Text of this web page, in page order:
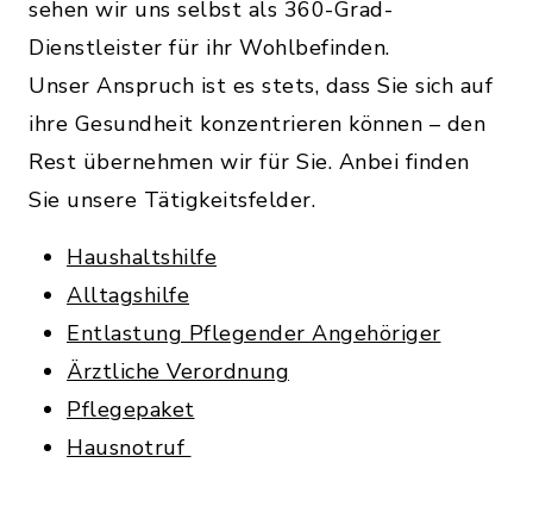
sehen wir uns selbst als 360-Grad-
Dienstleister für ihr Wohlbefinden.
Unser Anspruch ist es stets, dass Sie sich auf
ihre Gesundheit konzentrieren können – den
Rest übernehmen wir für Sie. Anbei finden
Sie unsere Tätigkeitsfelder.
Haushaltshilfe
Alltagshilfe
Entlastung Pflegender Angehöriger
Ärztliche Verordnung
Pflegepaket
Hausnotruf